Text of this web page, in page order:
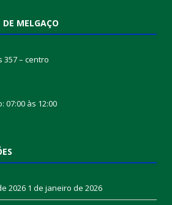
MELGAÇO
357 – centro
às 12:00
2026 1 de janeiro de 2026